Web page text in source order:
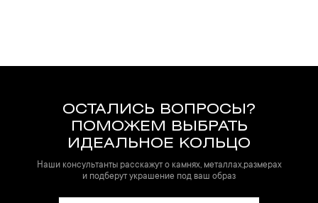
ОСТАЛИСЬ ВОПРОСЫ?
ПОМОЖЕМ ВЫБРАТЬ
ИДЕАЛЬНОЕ КОЛЬЦО
Наши консультанты расскажут о камнях, металлах,размерах
и подберут украшение под ваш образ